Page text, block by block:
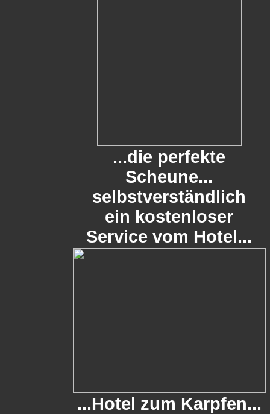
...die perfekte
Scheune...
selbstverständlich
ein kostenloser
Service vom Hotel...
...Hotel zum Karpfen...